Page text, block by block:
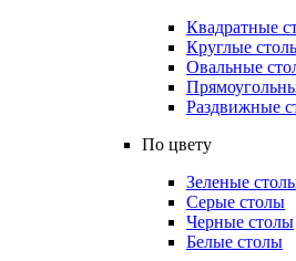
Квадратные
Круглые
Овальные
Раздвижные
По цвету
Зеленые
Серые столы
Черные столы
Белые столы